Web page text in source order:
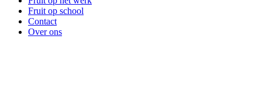
Fruit op school
Contact
Over ons